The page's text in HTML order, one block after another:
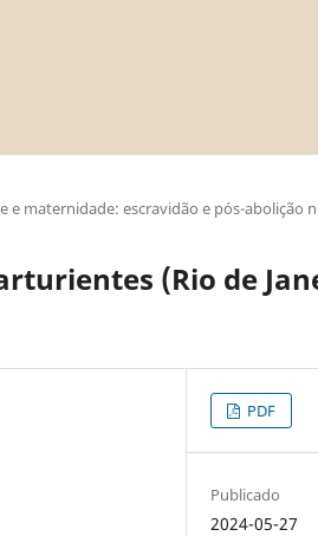
e maternidade: escravidão e pós-abolição
(Rio de
PDF
Publicado
2024-05-27